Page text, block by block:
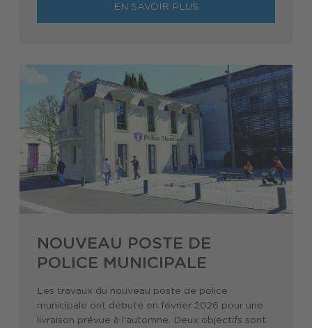
EN SAVOIR PLUS
NOUVEAU POSTE DE
POLICE MUNICIPALE
Les travaux du nouveau poste de police
municipale ont débuté en février 2026 pour une
livraison prévue à l'automne. Deux objectifs sont